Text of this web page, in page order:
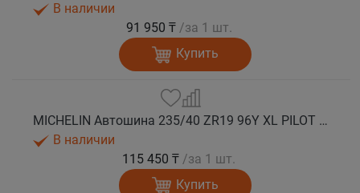
В наличии
91 950 ₸ /за 1 шт.
Купить
MICHELIN Автошина 235/40 ZR19 96Y XL PILOT SPORT 5 лето
В наличии
115 450 ₸ /за 1 шт.
Купить